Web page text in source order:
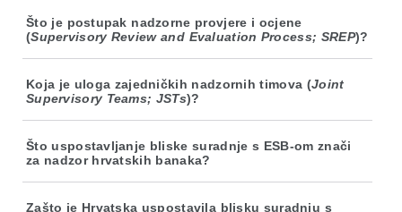
Što je postupak nadzorne provjere i ocjene
(Supervisory Review and Evaluation Process; SREP)?
Koja je uloga zajedničkih nadzornih timova (Joint
Supervisory Teams; JSTs)?
Što uspostavljanje bliske suradnje s ESB-om znači
za nadzor hrvatskih banaka?
Zašto je Hrvatska uspostavila blisku suradnju s